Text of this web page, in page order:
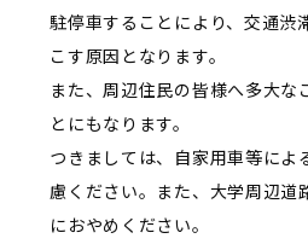
駐停車することにより、交通渋
こす原因となります。
また、周辺住民の皆様へ多大な
とにもなります。
つきましては、自家用車等によ
慮ください。また、大学周辺道
におやめください。